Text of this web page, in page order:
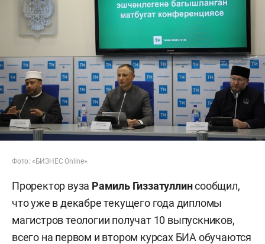
Фото: «БИЗНЕС Online»
Проректор вуза Рамиль Гиззатуллинсообщил,
что уже в декабре текущего года дипломы
магистров теологии получат 10 выпускников,
всего на первом и втором курсах БИА обучаются